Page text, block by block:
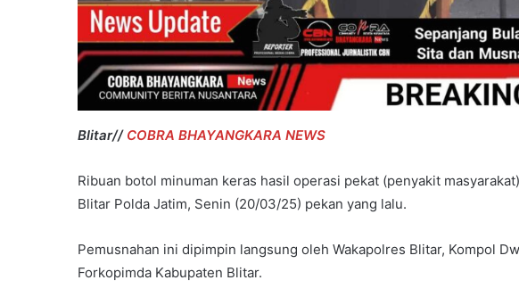
Blitar// COBRA BHAYANGKARA NEWS
Ribuan botol minuman keras hasil operasi pekat (penyakit
Blitar Polda Jatim, Senin (20/03/25) pekan yang lalu.
Pemusnahan ini dipimpin langsung oleh Wakapolres Blitar, Kompol
Forkopimda Kabupaten Blitar.